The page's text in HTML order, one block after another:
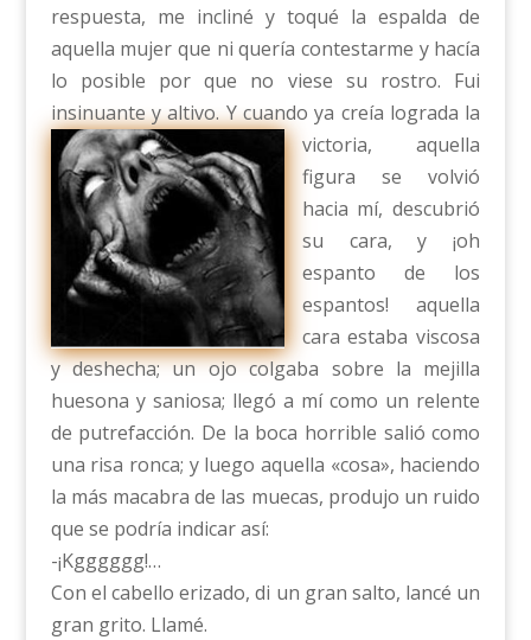
respuesta, me incliné y toqué la espalda de
aquella mujer que ni quería contestarme y hacía
lo posible por que no viese su rostro. Fui
insinuante y altivo. Y cuando ya creía lograda la
victoria, aquella
figura se volvió
hacia mí, descubrió
su cara, y ¡oh
espanto de los
espantos! aquella
cara estaba viscosa
y deshecha; un ojo colgaba sobre la mejilla
huesona y saniosa; llegó a mí como un relente
de putrefacción. De la boca horrible salió como
una risa ronca; y luego aquella «cosa», haciendo
la más macabra de las muecas, produjo un ruido
que se podría indicar así:
-¡Kgggggg!…
Con el cabello erizado, di un gran salto, lancé un
gran grito. Llamé.